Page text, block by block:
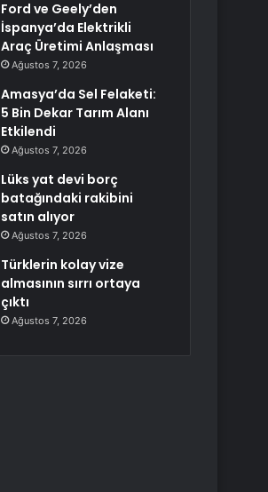
Ford ve Geely’den
İspanya’da Elektrikli
Araç Üretimi Anlaşması
Ağustos 7, 2026
Amasya’da Sel Felaketi:
5 Bin Dekar Tarım Alanı
Etkilendi
Ağustos 7, 2026
Lüks yat devi borç
batağındaki rakibini
satın alıyor
Ağustos 7, 2026
Türklerin kolay vize
almasının sırrı ortaya
çıktı
Ağustos 7, 2026